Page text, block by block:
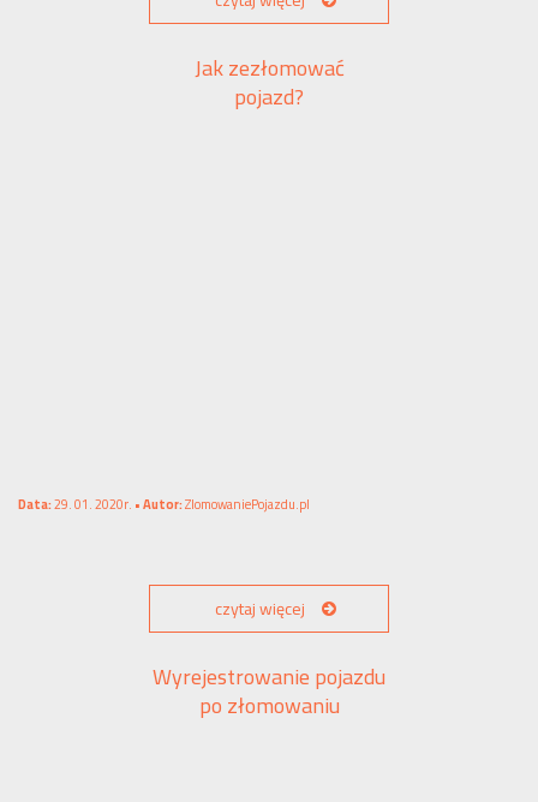
Jak zezłomować
pojazd?
Data:29. 01. 2020r. •Autor:ZlomowaniePojazdu.pl
czytaj więcej
Wyrejestrowanie pojazdu
po złomowaniu